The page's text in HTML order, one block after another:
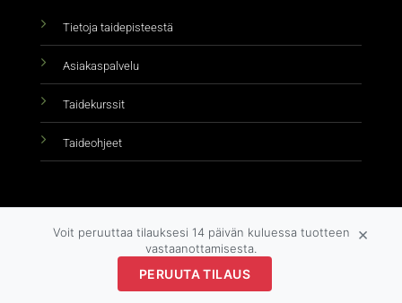
Tietoja taidepisteestä
Asiakaspalvelu
Taidekurssit
Taideohjeet
Copyright 2026 ©taidepiste.fi
Voit peruuttaa tilauksesi 14 päivän kuluessa tuotteen
vastaanottamisesta.
PERUUTA TILAUS
×